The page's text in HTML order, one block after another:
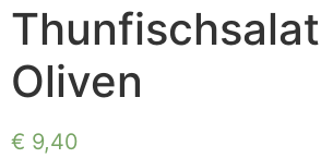
Thunfischsalat
Oliven
€ 9,40